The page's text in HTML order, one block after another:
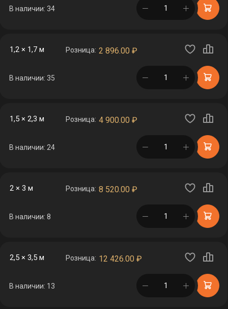
В наличии: 34 в корзине
1,2 × 1,7 м Розница: 2 896.00 ₽
В наличии: 35 в корзине
1,5 × 2,3 м Розница: 4 900.00 ₽
В наличии: 24 в корзине
2 × 3 м Розница: 8 520.00 ₽
В наличии: 8 в корзине
2,5 × 3,5 м Розница: 12 426.00 ₽
В наличии: 13 в корзине